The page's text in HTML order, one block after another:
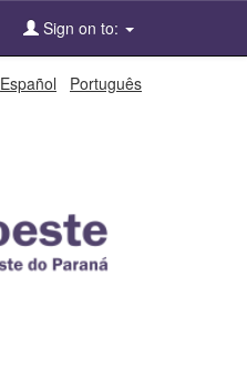
Sign on to:
Español Português